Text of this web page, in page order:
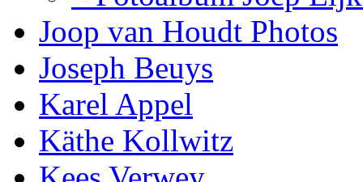
Joop van Houdt Photos
Joseph Beuys
Karel Appel
Käthe Kollwitz